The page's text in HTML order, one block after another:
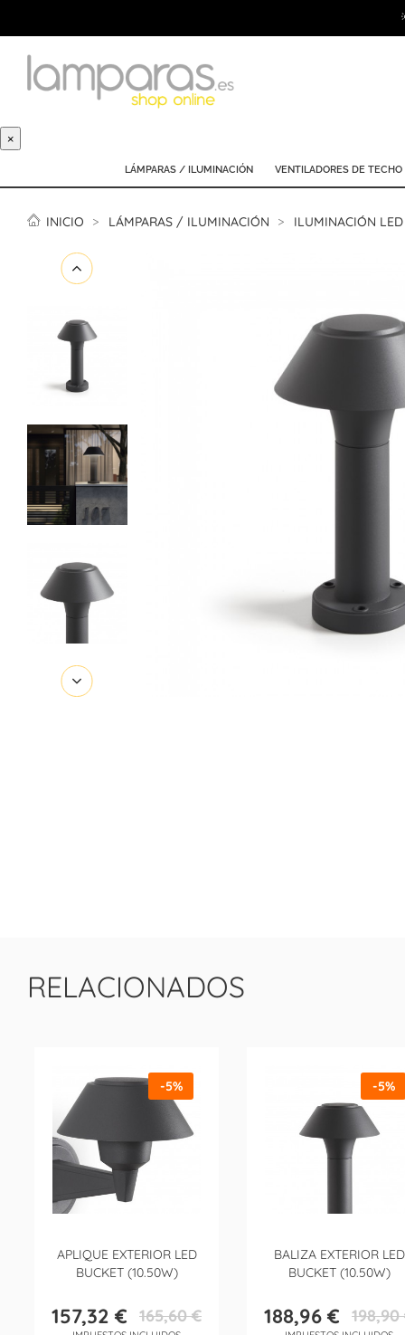
×
LÁMPARAS / ILUMINACIÓN VENTILADORES DE TECHO
INICIO LÁMPARAS / ILUMINACIÓN ILUMINACIÓN LED
RELACIONADOS
APLIQUE EXTERIOR LED
BUCKET (10.50W)
Precio
157,32 €Precio
165,60 €
-5%
BALIZA EXTERIOR LED
BUCKET (10.50W)
Precio
188,96 €Precio
198,90
-5%